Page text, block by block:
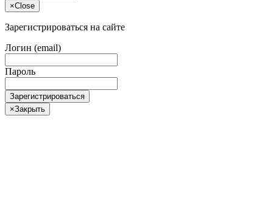
×Close
Зарегистрироваться на сайте
Логин (email)
Пароль
Зарегистрироваться
×Закрыть